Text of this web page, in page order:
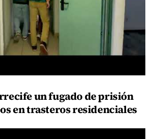
un fugado de prisión
en trasteros residenciales